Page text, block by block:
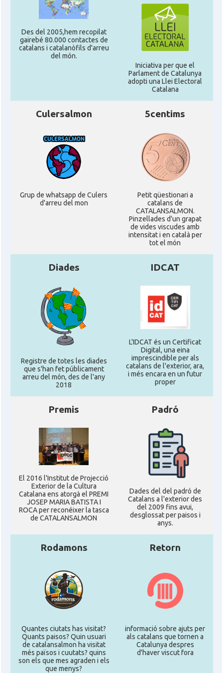
Des del 2005,hem recopilat
gairebé 80.000 contactes de
catalans i catalanòfils d'arreu
del món.
Iniciativa per que el
Parlament de Catalunya
adopti una Llei Electoral
Catalana
Culersalmon
Grup de whatsapp de Culers
d'arreu del mon
5centims
Petit qüestionari a
catalans de
CATALANSALMON.
Pinzellades d'un grapat
de vides viscudes amb
intensitat i en català per
tot el món
Diades
Registre de totes les diades
que s'han fet públicament
arreu del món, des de l'any
2018
IDCAT
L'IDCAT és un Certificat
Digital, una eina
imprescindible per als
catalans de l'exterior, ara,
i més encara en un futur
proper
Premis
El 2016 l'Institut de Projecció
Exterior de la Cultura
Catalana ens atorgà el PREMI
JOSEP MARIA BATISTA I
ROCA per reconéixer la tasca
de CATALANSALMON
Padró
Dades del del padró de
Catalans a l'exterior des
del 2009 fins avui,
desglossat per paisos i
anys.
Rodamons
Quantes ciutats has visitat?
Quants paisos? Quin usuari
de catalansalmon ha visitat
més països i cuutats? quins
son els que mes agraden i els
que menys?
Retorn
informació sobre ajuts per
als catalans que tornen a
Catalunya despres
d'haver viscut fora